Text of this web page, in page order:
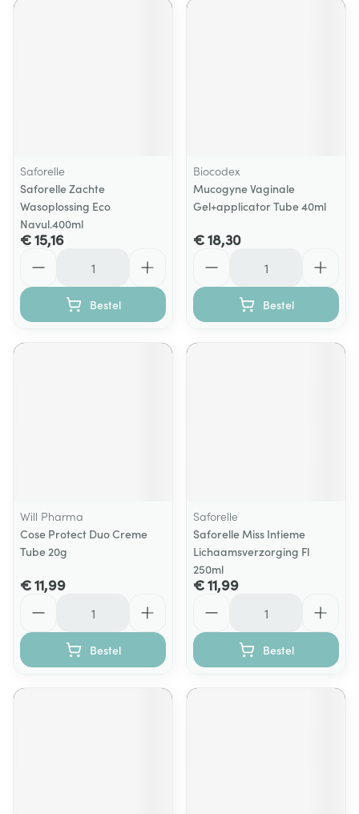
Saforelle
Saforelle Zachte
Wasoplossing Eco
Navul.400ml
€ 15,16
Bestel
Biocodex
Mucogyne Vaginale
Gel+applicator Tube 40ml
€ 18,30
Bestel
Will Pharma
Cose Protect Duo Creme
Tube 20g
€ 11,99
Bestel
Saforelle
Saforelle Miss Intieme
Lichaamsverzorging Fl
250ml
€ 11,99
Bestel